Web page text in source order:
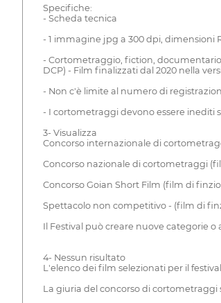
Specifiche:
- Scheda tecnica
- 1 immagine jpg a 300 dpi, dimensioni
- Cortometraggio, fiction, documentario
DCP) - Film finalizzati dal 2020 nella
- Non c'è limite al numero di
- I cortometraggi devono essere inediti
3- Visualizza
Concorso internazionale di
Concorso nazionale di cortometraggi
Concorso Goian Short Film (film di
Spettacolo non competitivo - (film di
Il Festival può creare nuove categorie
4- Nessun risultato
L'elenco dei film selezionati per il
La giuria del concorso di cortometraggi